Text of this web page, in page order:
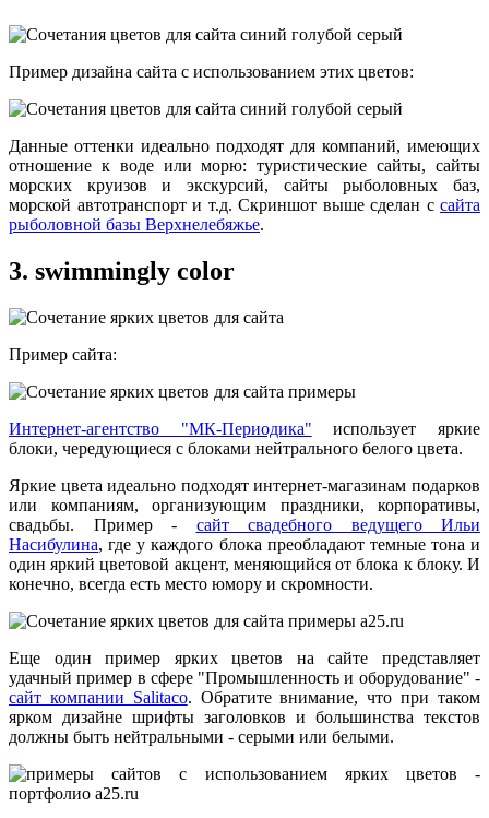
Пример дизайна сайта с использованием этих цветов:
Данные оттенки идеально подходят для компаний, имеющих
отношение к воде или морю: туристические сайты, сайты
морских круизов и экскурсий, сайты рыболовных баз,
морской автотранспорт и т.д. Скриншот выше сделан с сайта
рыболовной базы Верхнелебяжье.
3. swimmingly color
Пример сайта:
Интернет-агентство "МК-Периодика" использует яркие
блоки, чередующиеся с блоками нейтрального белого цвета.
Яркие цвета идеально подходят интернет-магазинам подарков
или компаниям, организующим праздники, корпоративы,
свадьбы. Пример - сайт свадебного ведущего Ильи
Насибулина, где у каждого блока преобладают темные тона и
один яркий цветовой акцент, меняющийся от блока к блоку. И
конечно, всегда есть место юмору и скромности.
Еще один пример ярких цветов на сайте представляет
удачный пример в сфере "Промышленность и оборудование" -
сайт компании Salitaco. Обратите внимание, что при таком
ярком дизайне шрифты заголовков и большинства текстов
должны быть нейтральными - серыми или белыми.